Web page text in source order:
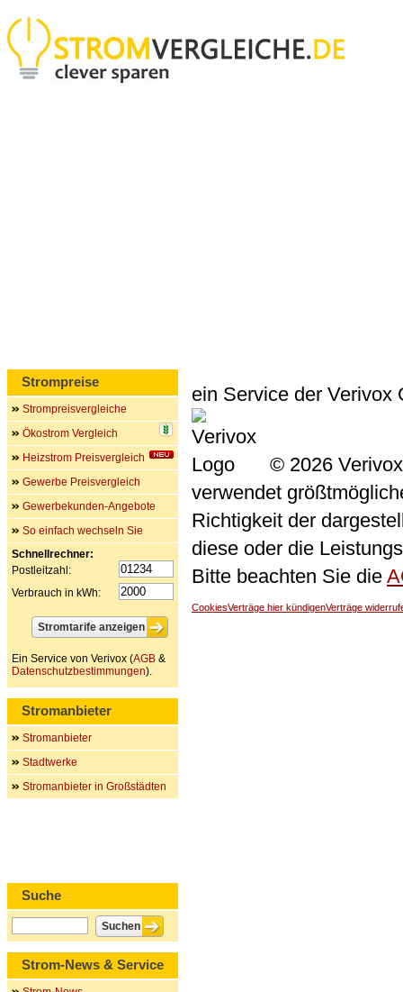
ein Service der Verivox
© 2026
verwendet
Richtigkeit der
diese oder die
Bitte beachten Sie die
CookiesVerträge hier kündigenVerträge
Strompreise
Strompreisvergleiche
Ökostrom Vergleich
Heizstrom Preisvergleich
Gewerbe Preisvergleich
Gewerbekunden-Angebote
So einfach wechseln Sie
Schnellrechner:
Postleitzahl:
Verbrauch in kWh:
Ein Service von Verivox (AGB &
Datenschutzbestimmungen).
Stromanbieter
Stromanbieter
Stadtwerke
Stromanbieter in Großstädten
Suche
Strom-News & Service